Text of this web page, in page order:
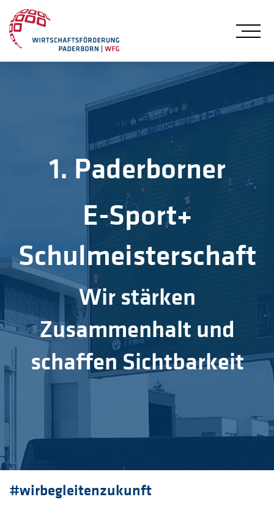
1. Paderborner
E-Sport+
Schulmeisterschaft
Wir stärken
Zusammenhalt und
schaffen Sichtbarkeit
#wirbegleitenzukunft